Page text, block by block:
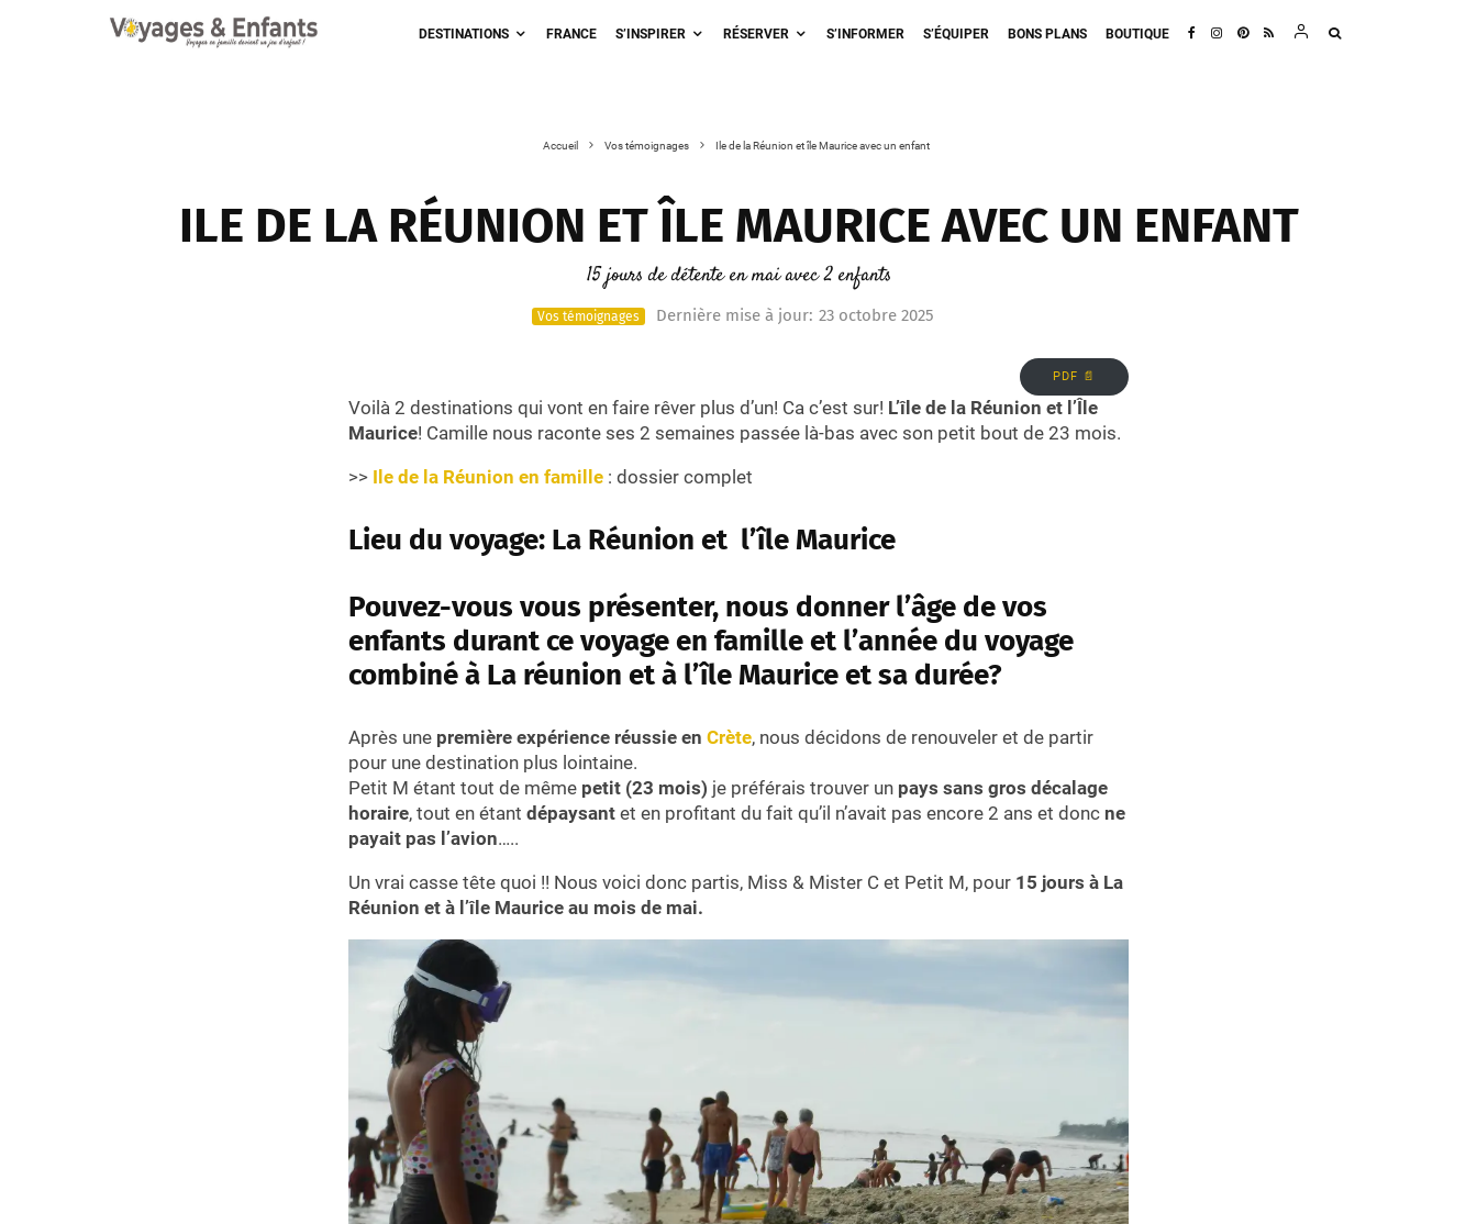
DESTINATIONS FRANCE S’INSPIRER RÉSERVER S’INFORMER S’ÉQUIPER BONS PLANS BOUTIQUE
Accueil Vos témoignages Ile de la Réunion et île Maurice avec un enfant
ILE DE LA RÉUNION ET ÎLE MAURICE AVEC UN ENFANT
15 jours de détente en mai avec 2 enfants
Vos témoignages Dernière mise à jour: 23 octobre 2025
PDF 📄
Voilà 2 destinations qui vont en faire rêver plus d’un! Ca c’est sur! L’île de la Réunion et l’Île
Maurice! Camille nous raconte ses 2 semaines passée là-bas avec son petit bout de 23 mois.
>> Ile de la Réunion en famille : dossier complet
Lieu du voyage: La Réunion et l’île Maurice
Pouvez-vous vous présenter, nous donner l’âge de vos
enfants durant ce voyage en famille et l’année du voyage
combiné à La réunion et à l’île Maurice et sa durée?
Après une première expérience réussie en Crète, nous décidons de renouveler et de partir
pour une destination plus lointaine.
Petit M étant tout de même petit (23 mois) je préférais trouver un pays sans gros décalage
horaire, tout en étant dépaysant et en profitant du fait qu’il n’avait pas encore 2 ans et donc ne
payait pas l’avion…..
Un vrai casse tête quoi !! Nous voici donc partis, Miss & Mister C et Petit M, pour 15 jours à La
Réunion et à l’île Maurice au mois de mai.